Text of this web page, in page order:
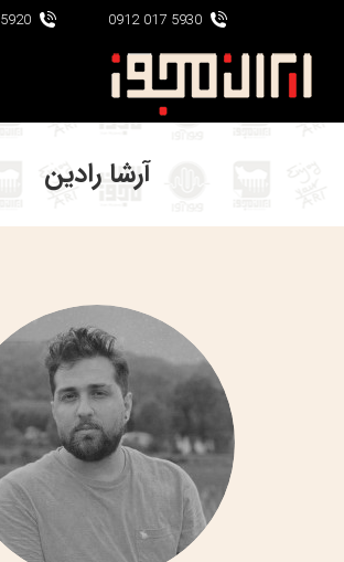
5930 017 0912
5920 017 0912
آرشا رادین